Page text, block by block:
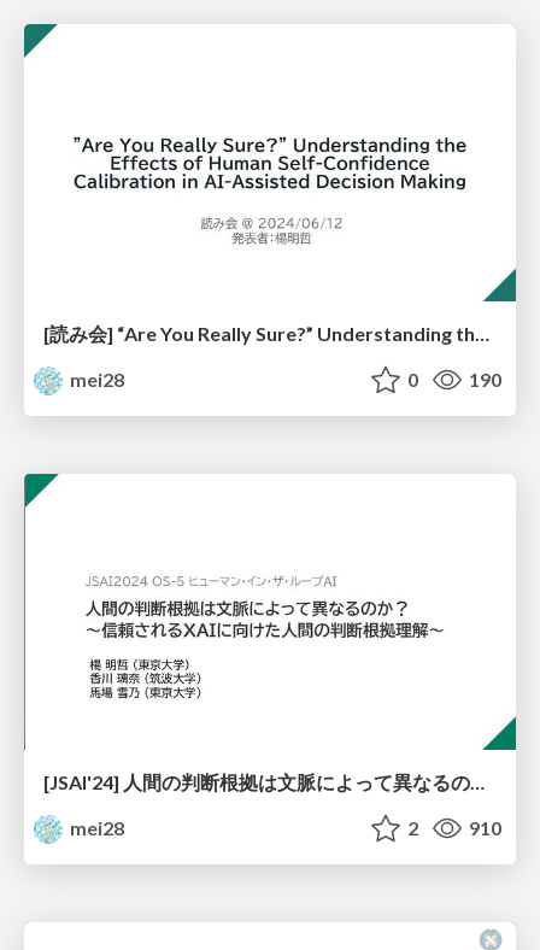
[読み会] “Are You Really Sure?” Understanding the Effects of Human Self-Confidence Calibration in AI-Assisted Decision Making
mei28
0 190
[JSAI'24] 人間の判断根拠は文脈によって異なるのか？〜信頼されるXAIに向けた人間の判断根拠理解〜
mei28
2 910